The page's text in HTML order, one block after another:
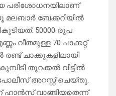
പരിശോധനയിലാണ്
മലബാർ ബേക്കറിയിൽ
50000 രൂപ
വീതമുള്ള 70 പാക്കറ്റ്
ചാക്കുകളിലായി
തുറക്കൽ വീട്ടിൽ
അറസ്റ്റ് ചെയ്തു.
ഹാൻസ് വാങ്ങിയതെന്ന്